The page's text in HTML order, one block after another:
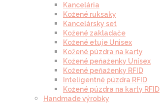
Kancelária
Kožené ruksaky
Kancelársky set
Kožené zakladače
Kožené etuje Unisex
Kožené púzdra na karty
Kožené peňaženky Unisex
Kožené peňaženky RFID
Inteligentné púzdra RFID
Kožené púzdra na karty RFID
Handmade výrobky